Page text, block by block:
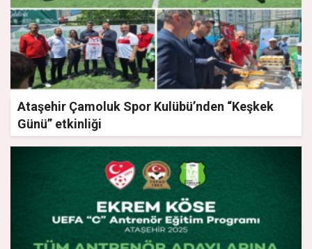
Ataşehir Çamoluk Spor Kulübü’nden “Keşkek
Günü” etkinliği